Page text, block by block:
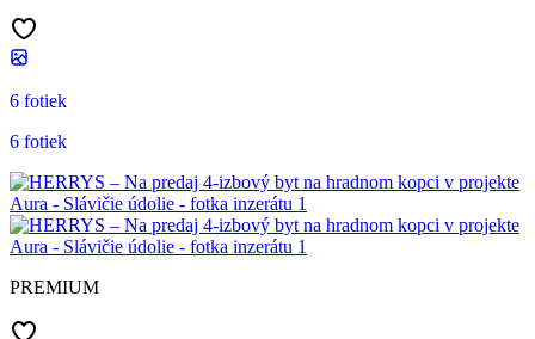
6 fotiek
6 fotiek
PREMIUM